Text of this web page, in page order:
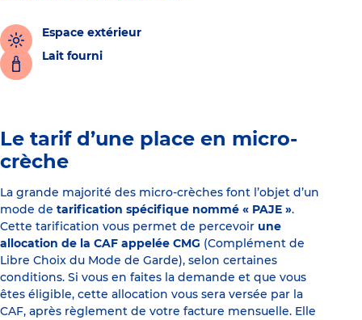
Espace extérieur
Lait fourni
Le tarif d’une place en micro-
crèche
La grande majorité des micro-crèches font l’objet d’un
mode de tarification spécifique nommé « PAJE ».
Cette tarification vous permet de percevoir une
allocation de la CAF appelée CMG (Complément de
Libre Choix du Mode de Garde), selon certaines
conditions. Si vous en faites la demande et que vous
êtes éligible, cette allocation vous sera versée par la
CAF, après règlement de votre facture mensuelle. Elle